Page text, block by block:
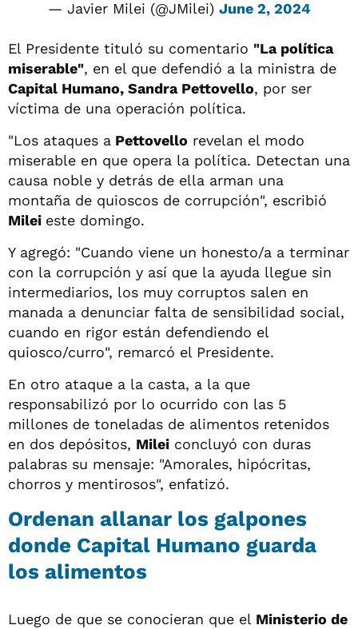
— Javier Milei (@JMilei) June 2, 2024
El Presidente tituló su comentario "La política
miserable", en el que defendió a la ministra de
Capital Humano, Sandra Pettovello, por ser
víctima de una operación política.
"Los ataques a Pettovello revelan el modo
miserable en que opera la política. Detectan una
causa noble y detrás de ella arman una
montaña de quioscos de corrupción", escribió
Milei este domingo.
Y agregó: "Cuando viene un honesto/a a terminar
con la corrupción y así que la ayuda llegue sin
intermediarios, los muy corruptos salen en
manada a denunciar falta de sensibilidad social,
cuando en rigor están defendiendo el
quiosco/curro", remarcó el Presidente.
En otro ataque a la casta, a la que
responsabilizó por lo ocurrido con las 5
millones de toneladas de alimentos retenidos
en dos depósitos, Milei concluyó con duras
palabras su mensaje: "Amorales, hipócritas,
chorros y mentirosos", enfatizó.
Ordenan allanar los galpones
donde Capital Humano guarda
los alimentos
Luego de que se conocieran que el Ministerio de